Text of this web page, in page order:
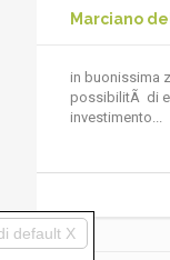
Marciano
in buonissima
possibilitÃ di
investimento...
default X